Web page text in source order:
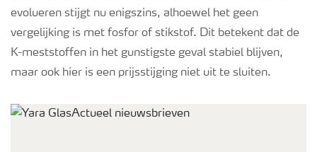
evolueren stijgt nu enigszins, alhoewel het geen
vergelijking is met fosfor of stikstof. Dit betekent dat de
K-meststoffen in het gunstigste geval stabiel blijven,
maar ook hier is een prijsstijging niet uit te sluiten.